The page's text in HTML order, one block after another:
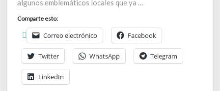
algunos emblemáticos locales que ya …
Comparte esto:
Correo electrónico Facebook
Twitter WhatsApp Telegram
LinkedIn